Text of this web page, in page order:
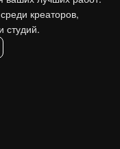
креаторов,
студий.